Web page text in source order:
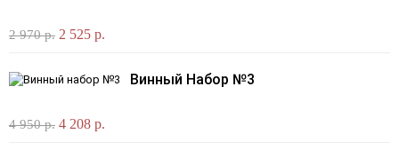
2 970 р. 2 525 р.
Винный Набор №3
4 950 р. 4 208 р.